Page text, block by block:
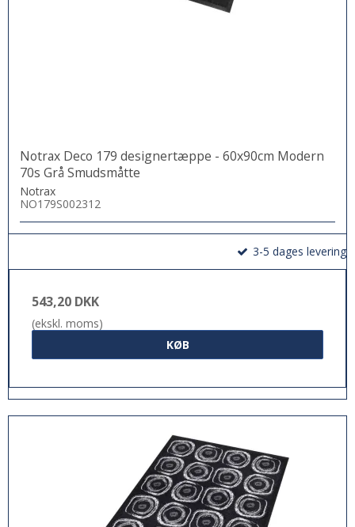
Notrax Deco 179 designertæppe - 60x90cm Modern
70s Grå Smudsmåtte
Notrax
NO179S002312
3-5 dages levering
543,20 DKK
(ekskl. moms)
KØB